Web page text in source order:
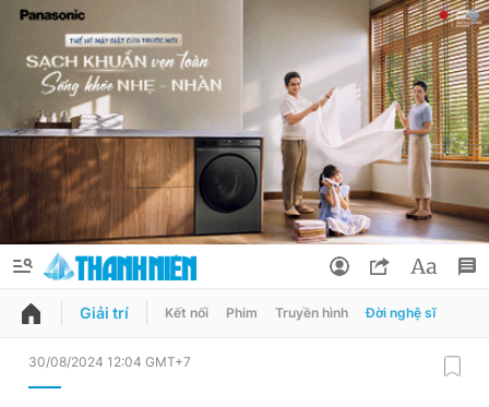
QUẢNG CÁO
Giải trí Kết nối Phim Truyền hình Đời nghệ sĩ
30/08/2024 12:04 GMT+7